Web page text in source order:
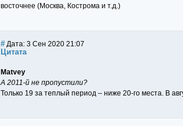
восточнее (Москва, Кострома и т.д.)
# Дата: 3 Сен 2020 21:07
Цитата
Matvey
А 2011-й не пропустили?
Только 19 за теплый период – ниже 20-го места. В